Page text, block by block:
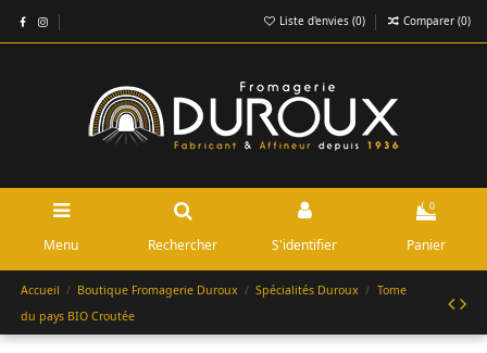
Liste d'envies (0) Comparer (0)
Menu Rechercher S'identifier
0
Panier
Accueil Boutique Fromagerie Duroux Spécialités Duroux
Tome
du pays BIO Croutée